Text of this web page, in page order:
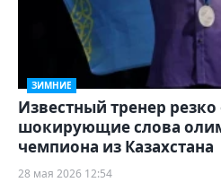
ЗИМНИЕ
Известный тренер
шокирующие слова
чемпиона из Казахстана
28 мая 2026 12:54